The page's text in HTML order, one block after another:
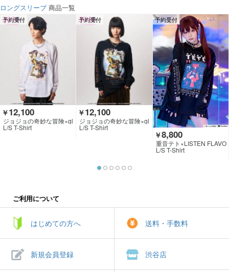
ロングスリーブ 商品一覧
予約受付
￥12,100
ジョジョの奇妙な冒険×gl
amb
L/S T-Shirt
予約受付
￥12,100
ジョジョの奇妙な冒険×gl
amb
L/S T-Shirt
予約受付
￥8,800
重音テト×LISTEN FLAVO
R
L/S T-Shirt
ご利用について
はじめての方へ 送料・手数料
新規会員登録 渋谷店